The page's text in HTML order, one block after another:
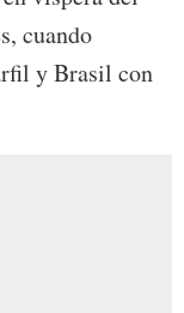
cuando
y Brasil con